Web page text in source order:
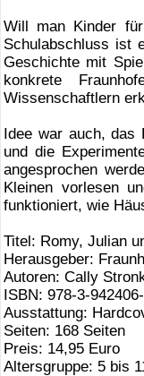
Will man Kinder
Schulabschluss ist
Geschichte mit
konkrete
Wissenschaftlern
Idee war auch, das
und die
angesprochen
Kleinen vorlesen
funktioniert, wie
Titel: Romy, Julian
Herausgeber:
Autoren: Cally
ISBN: 978-3-
Ausstattung:
Seiten: 168 Seiten
Preis: 14,95 Euro
Altersgruppe: 5 bis